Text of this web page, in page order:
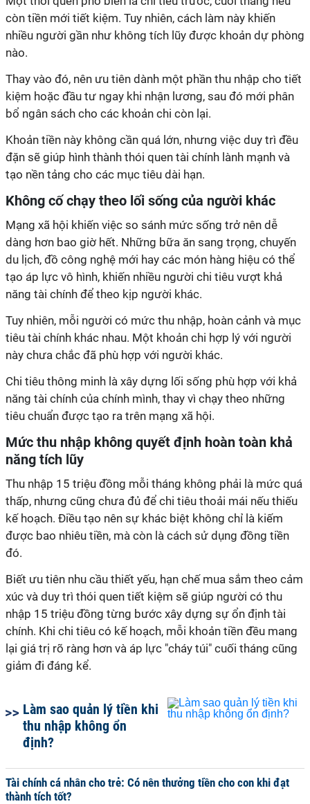
còn tiền mới tiết kiệm. Tuy nhiên, cách làm này khiến
nhiều người gần như không tích lũy được khoản dự phòng
nào.
Thay vào đó, nên ưu tiên dành một phần thu nhập cho tiết
kiệm hoặc đầu tư ngay khi nhận lương, sau đó mới phân
bổ ngân sách cho các khoản chi còn lại.
Khoản tiền này không cần quá lớn, nhưng việc duy trì đều
đặn sẽ giúp hình thành thói quen tài chính lành mạnh và
tạo nền tảng cho các mục tiêu dài hạn.
Không cố chạy theo lối sống của người khác
Mạng xã hội khiến việc so sánh mức sống trở nên dễ
dàng hơn bao giờ hết. Những bữa ăn sang trọng, chuyến
du lịch, đồ công nghệ mới hay các món hàng hiệu có thể
tạo áp lực vô hình, khiến nhiều người chi tiêu vượt khả
năng tài chính để theo kịp người khác.
Tuy nhiên, mỗi người có mức thu nhập, hoàn cảnh và mục
tiêu tài chính khác nhau. Một khoản chi hợp lý với người
này chưa chắc đã phù hợp với người khác.
Chi tiêu thông minh là xây dựng lối sống phù hợp với khả
năng tài chính của chính mình, thay vì chạy theo những
tiêu chuẩn được tạo ra trên mạng xã hội.
Mức thu nhập không quyết định hoàn toàn khả
năng tích lũy
Thu nhập 15 triệu đồng mỗi tháng không phải là mức quá
thấp, nhưng cũng chưa đủ để chi tiêu thoải mái nếu thiếu
kế hoạch. Điều tạo nên sự khác biệt không chỉ là kiếm
được bao nhiêu tiền, mà còn là cách sử dụng đồng tiền
đó.
Biết ưu tiên nhu cầu thiết yếu, hạn chế mua sắm theo cảm
xúc và duy trì thói quen tiết kiệm sẽ giúp người có thu
nhập 15 triệu đồng từng bước xây dựng sự ổn định tài
chính. Khi chi tiêu có kế hoạch, mỗi khoản tiền đều mang
lại giá trị rõ ràng hơn và áp lực "cháy túi" cuối tháng cũng
giảm đi đáng kể.
Làm sao quản lý tiền khi
thu nhập không ổn
định?
Tài chính cá nhân cho trẻ: Có nên thưởng tiền cho con khi đạt
thành tích tốt?